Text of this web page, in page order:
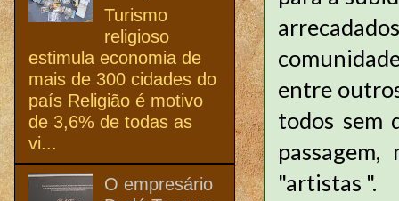
entre
todos sem
"artistas ".
Turismo
religioso
estimula economia de
mais de 300 cidades do
país Religião é motivo
de 3,6% de todas as
vi...
O empresário